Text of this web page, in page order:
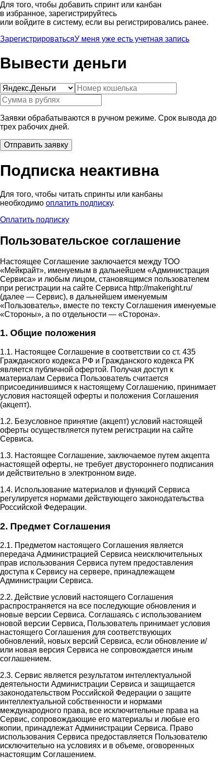
Для того, чтобы добавить спринт или канбан
в избранное, зарегистрируйтесь
или войдите в систему, если вы регистрировались ранее.
ЗарегистрироватьсяУ меня уже есть учетная запись
Вывести деньги
Заявки обрабатываются в ручном режиме. Срок вывода до
трех рабочих дней.
Подписка неактивна
Для того, чтобы читать спринты или канбаны
необходимо оплатить подписку.
Оплатить подписку
Пользовательское соглашение
Настоящее Соглашение заключается между ТОО
«Мейкрайт», именуемым в дальнейшем «Администрация
Сервиса» и любым лицом, становящимся пользователем
при регистрации на сайте Сервиса http://makeright.ru/
(далее — Сервис), в дальнейшем именуемым
«Пользователь», вместе по тексту Соглашения именуемые
«Стороны», а по отдельности — «Сторона».
1. Общие положения
1.1. Настоящее Соглашение в соответствии со ст. 435
Гражданского кодекса РФ и Гражданского кодекса РК
является публичной офертой. Получая доступ к
материалам Сервиса Пользователь считается
присоединившимся к настоящему Соглашению, принимает
условия настоящей оферты и положения Соглашения
(акцепт).
1.2. Безусловное принятие (акцепт) условий настоящей
оферты осуществляется путем регистрации на сайте
Сервиса.
1.3. Настоящее Соглашение, заключаемое путем акцепта
настоящей оферты, не требует двустороннего подписания
и действительно в электронном виде.
1.4. Использование материалов и функций Сервиса
регулируется нормами действующего законодательства
Российской Федерации.
2. Предмет Соглашения
2.1. Предметом настоящего Соглашения является
передача Администрацией Сервиса неисключительных
прав использования Сервиса путем предоставления
доступа к Сервису на сервере, принадлежащем
Администрации Сервиса.
2.2. Действие условий настоящего Соглашения
распространяется на все последующие обновления и
новые версии Сервиса. Соглашаясь с использованием
новой версии Сервиса, Пользователь принимает условия
настоящего Соглашения для соответствующих
обновлений, новых версий Сервиса, если обновление и/
или новая версия Сервиса не сопровождается иным
соглашением.
2.3. Сервис является результатом интеллектуальной
деятельности Администрации Сервиса и защищается
законодательством Российской Федерации о защите
интеллектуальной собственности и нормами
международного права, все исключительные права на
Сервис, сопровождающие его материалы и любые его
копии, принадлежат Администрации Сервиса. Право
использования Сервиса предоставляется Пользователю
исключительно на условиях и в объеме, оговоренных
настоящим Соглашением.